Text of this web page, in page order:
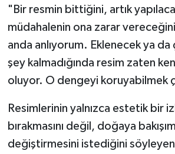
"Bir resmin bittiğini, artık
müdahalenin ona zarar
anda anlıyorum. Eklenecek ya da
şey kalmadığında resim zaten
oluyor. O dengeyi koruyabilmek
Resimlerinin yalnızca estetik bir
bırakmasını değil, doğaya
değiştirmesini istediğini söyleyen